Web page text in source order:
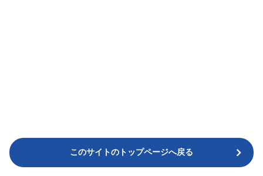
このサイトのトップページへ戻る